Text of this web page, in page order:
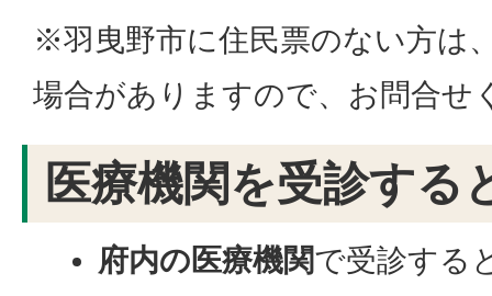
※羽曳野市に住民票のない方は
場合がありますので、お問合せ
医療機関を受診する
府内の医療機関で受診する